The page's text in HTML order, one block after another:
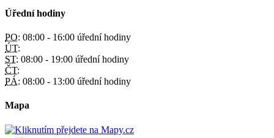
Úřední hodiny
PO: 08:00 - 16:00 úřední hodiny
ÚT:
ST: 08:00 - 19:00 úřední hodiny
ČT:
PÁ: 08:00 - 13:00 úřední hodiny
Mapa